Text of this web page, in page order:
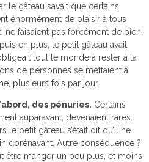
le gâteau savait que certains
énormément de plaisir à tous
ne faisaient pas forcément de bien,
en plus, le petit gâteau avait
tout le monde à rester à la
de personnes se mettaient à
plusieurs fois par jour.
des pénuries. Certains
auparavant, devenaient rares.
le petit gâteau s’était dit qu’il ne
dorénavant. Autre conséquence ?
être manger un peu plus, et moins